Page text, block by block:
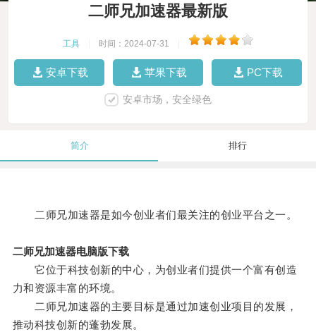
二师兄加速器最新版
工具 时间：2024-07-31
安卓下载 苹果下载 PC下载
安卓市场，安全绿色
简介 排行
二师兄加速器是如今创业者们最关注的创业平台之一。
二师兄加速器电脑版下载
它位于科技创新的中心，为创业者们提供一个富有创造
力和资源丰富的环境。
二师兄加速器的主要目标是通过加速创业项目的发展，
推动科技创新的蓬勃发展。